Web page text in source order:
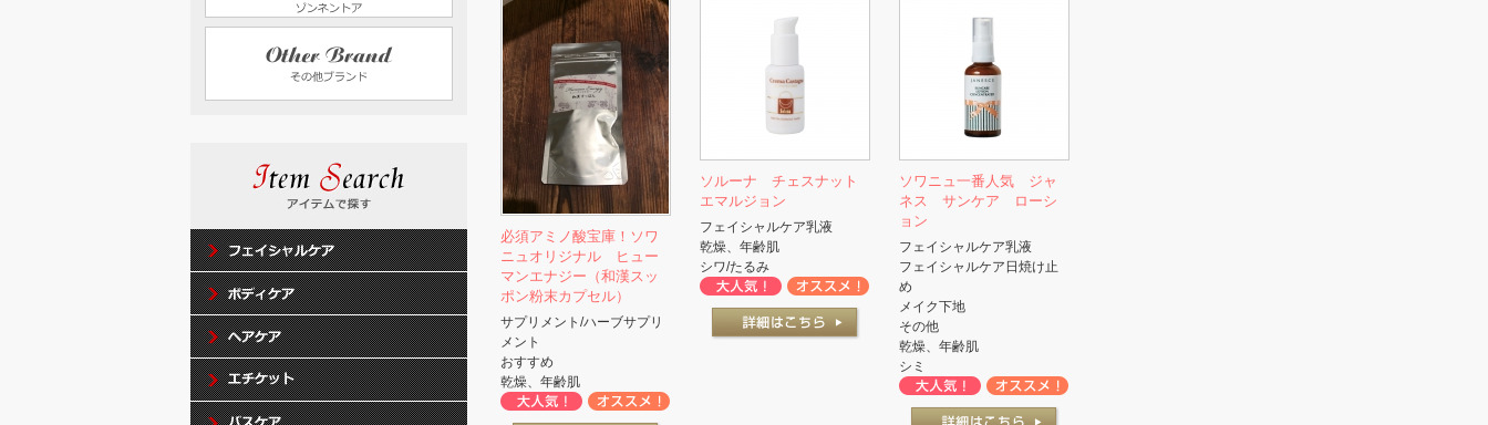
必須アミノ酸宝庫！ソワ
ニュオリジナル ヒュー
マンエナジー（和漢スッ
ポン粉末カプセル）
サプリメント/ハーブサプリ
メント
おすすめ
乾燥、年齢肌
ソルーナ チェスナット
エマルジョン
フェイシャルケア乳液
乾燥、年齢肌
シワ/たるみ
ソワニュ一番人気 ジャ
ネス サンケア ローシ
ョン
フェイシャルケア乳液
フェイシャルケア日焼け止
め
メイク下地
その他
乾燥、年齢肌
シミ